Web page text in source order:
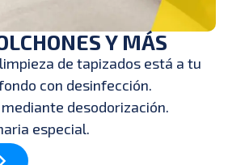
Y MÁS
de tapizados está a tu
con desinfección.
desodorización.
especial.